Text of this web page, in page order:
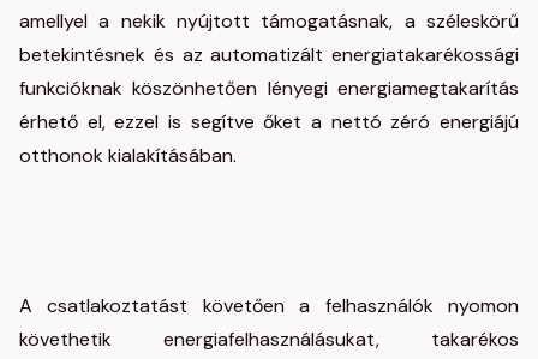
amellyel a nekik nyújtott támogatásnak, a széleskörű
betekintésnek és az automatizált energiatakarékossági
funkcióknak köszönhetően lényegi energiamegtakarítás
érhető el, ezzel is segítve őket a nettó zéró energiájú
otthonok kialakításában.
A csatlakoztatást követően a felhasználók nyomon
követhetik energiafelhasználásukat, takarékos